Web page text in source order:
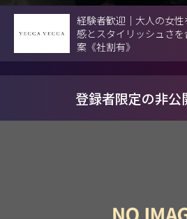
経験者歓迎｜大人の女
感とスタイリッシュさ
案《社割有》
登録者限定の非公